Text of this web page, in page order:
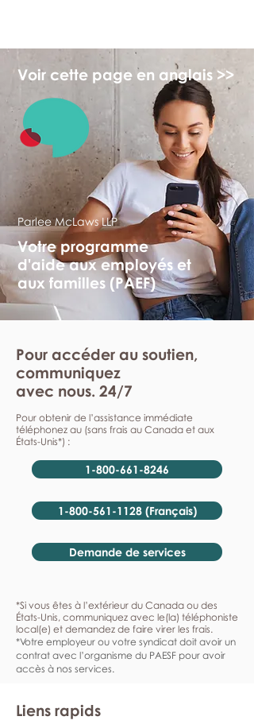
Voir cette page en anglais >>
Parlee McLaws LLP
Votre programme
d'aide aux employés et
aux familles (PAEF)
Pour accéder au soutien,
communiquez
avec nous. 24/7
Pour obtenir de l’assistance immédiate
téléphonez au (sans frais au Canada et aux
États-Unis*) :
1-800-661-8246
1-800-561-1128 (Français)
Demande de services
*Si vous êtes à l’extérieur du Canada ou des
États-Unis, communiquez avec le(la) téléphoniste
local(e) et demandez de faire virer les frais.
*Votre employeur ou votre syndicat doit avoir un
contrat avec l’organisme du PAESF pour avoir
accès à nos services.
Liens rapids